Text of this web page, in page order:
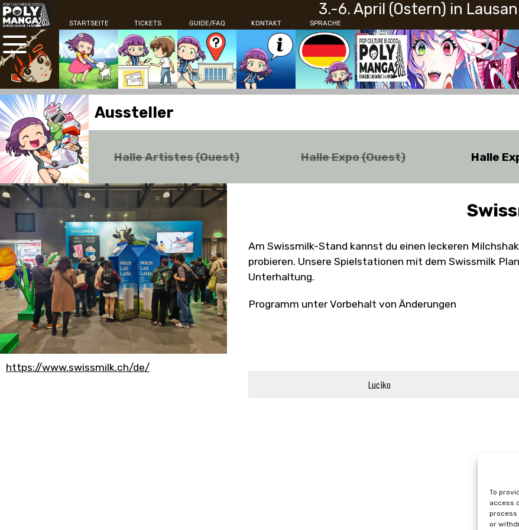
To
access
process
or
3.-6. April (Ostern) in
SPRACHE
STARTSEITE TICKETS GUIDE/FAQ KONTAKT
Aussteller
Halle Artistes (Ouest) Halle Expo (Ouest) Halle
https://www.swissmilk.ch/de/
Am Swissmilk-Stand kannst du einen leckeren
probieren. Unsere Spielstationen mit dem Swissmilk
Unterhaltung.
Programm unter Vorbehalt von Änderungen
Luciko